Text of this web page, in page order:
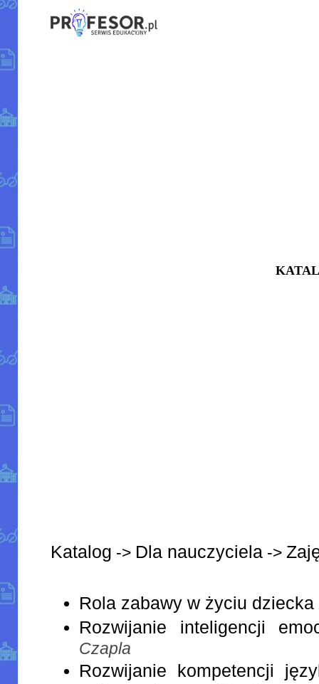
Katalog -> Dla nauczyciela ->
Rola zabawy w życiu dziecka
Rozwijanie inteligencji
Czapla
Rozwijanie kompetencji